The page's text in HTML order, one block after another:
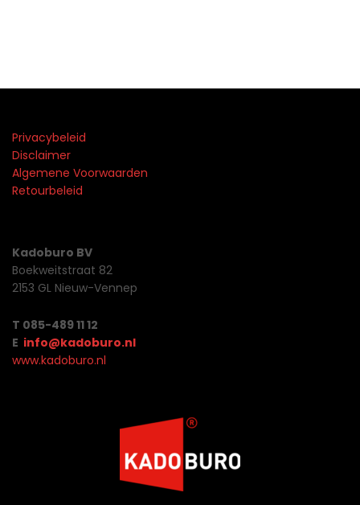
Privacybeleid
Disclaimer
Algemene Voorwaarden
Retourbeleid
Kadoburo BV
Boekweitstraat 82
2153 GL Nieuw-Vennep
T 085-489 11 12
E info@kadoburo.nl
www.kadoburo.nl